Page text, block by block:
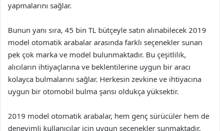
yapmalarını sağlar.
Bunun yanı sıra, 45 bin TL bütçeyle satın alınabilecek 2019
model otomatik arabalar arasında farklı seçenekler sunan
pek çok marka ve model bulunmaktadır. Bu çeşitlilik,
alıcıların ihtiyaçlarına ve beklentilerine uygun bir aracı
kolayca bulmalarını sağlar. Herkesin zevkine ve ihtiyacına
uygun bir otomobil bulma şansı oldukça yüksektir.
2019 model otomatik arabalar, hem genç sürücüler hem de
deneyimli kullanıcılar için uygun seçenekler sunmaktadır.